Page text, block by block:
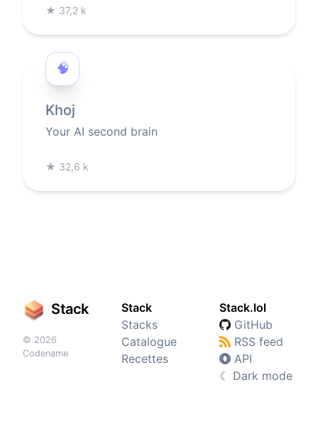
★ 37,2 k
🧠
Khoj
Your AI second brain
★ 32,6 k
Stack
© 2026
Codename
Stack
Stacks
Catalogue
Recettes
Stack.lol
GitHub
RSS feed
API
☾ Dark mode